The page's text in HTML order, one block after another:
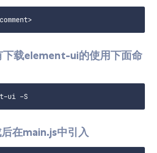
下载element-ui的使用下面命
在main.js中引入